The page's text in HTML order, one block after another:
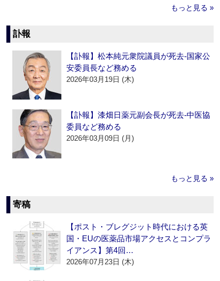
もっと見る »
訃報
【訃報】松本純元衆院議員が死去‐国家公
安委員長など務める
2026年03月19日 (木)
【訃報】漆畑日薬元副会長が死去‐中医協
委員など務める
2026年03月09日 (月)
もっと見る »
寄稿
【ポスト・ブレグジット時代における英
国・EUの医薬品市場アクセスとコンプラ
イアンス】第4回…
2026年07月23日 (木)